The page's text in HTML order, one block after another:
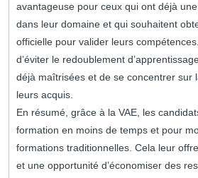
avantageuse pour ceux qui ont déjà
dans leur domaine et qui souhaitent
officielle pour valider leurs
d’éviter le redoublement
déjà maîtrisées et de se concentrer sur
leurs acquis.
En résumé, grâce à la VAE, les
formation en moins de temps et pour
formations traditionnelles. Cela leur
et une opportunité d’économiser des